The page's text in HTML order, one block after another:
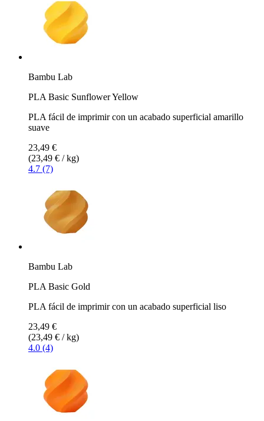
Bambu Lab
PLA Basic Sunflower Yellow
PLA fácil de imprimir con un acabado superficial amarillo
suave
23,49 €
(23,49 € / kg)
4.7 (7)
Bambu Lab
PLA Basic Gold
PLA fácil de imprimir con un acabado superficial liso
23,49 €
(23,49 € / kg)
4.0 (4)